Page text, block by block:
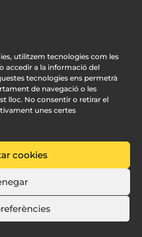
utilitzem tecnologies com les
accedir a la informació del
tecnologies ens permetrà
de navegació o les
lloc. No consentir o retirar el
unes certes
cookies
Innobing